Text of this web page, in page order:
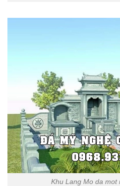
Khu Lang Mo da mot